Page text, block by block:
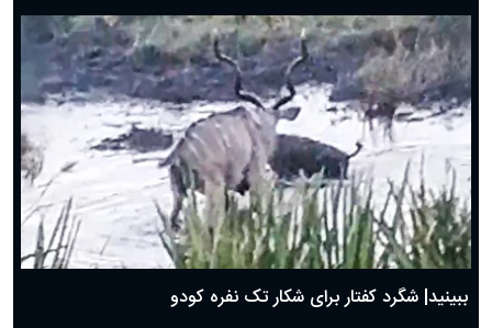
ببینید| شگرد کفتار برای شکار تک نفره کودو